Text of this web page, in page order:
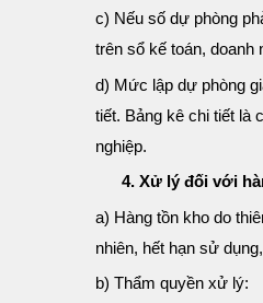
c) Nếu số dự phòng
trên sổ kế toán, doanh
d) Mức lập dự phòng
tiết. Bảng kê chi tiết là
nghiệp.
4. Xử lý đối với
a) Hàng tồn kho do
nhiên, hết hạn sử
b) Thẩm quyền xử lý: